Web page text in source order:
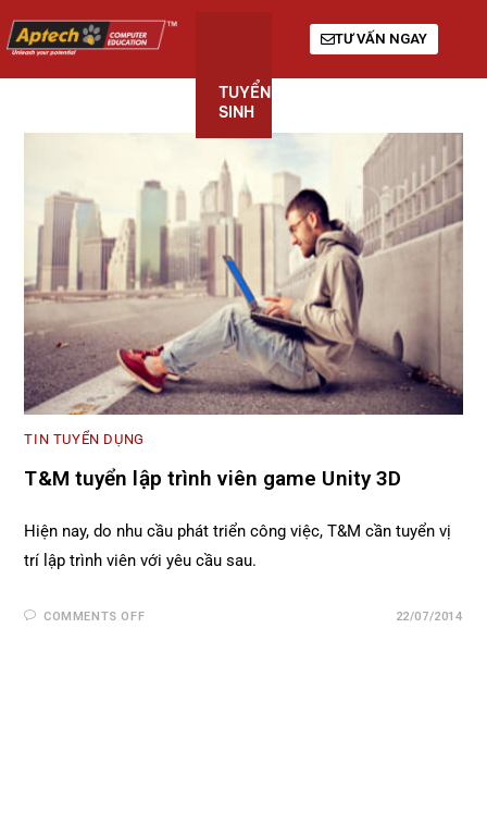
TUYỂN
SINH
TƯ VẤN NGAY
TIN TUYỂN DỤNG
T&M tuyển lập trình viên game Unity 3D
Hiện nay, do nhu cầu phát triển công việc, T&M cần tuyển vị
trí lập trình viên với yêu cầu sau.
COMMENTS OFF 22/07/2014